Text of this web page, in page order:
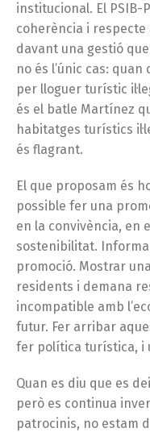
institucional. El PSIB-
coherència i
davant una gestió
no és l’únic cas:
per lloguer turístic
és el batle Martínez
habitatges turístics
és flagrant.
El que proposam és
possible fer una
en la convivència, en
sostenibilitat.
promoció. Mostrar
residents i demana
incompatible amb
futur. Fer arribar
fer política turística, i
Quan es diu que es
però es continua
patrocinis, no estam